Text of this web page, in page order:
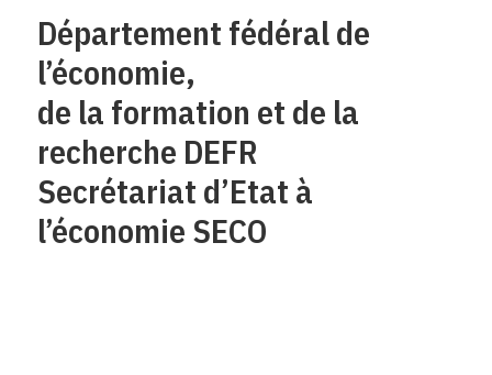
Département fédéral de
l’économie,
de la formation et de la
recherche DEFR
Secrétariat d’Etat à
l’économie SECO